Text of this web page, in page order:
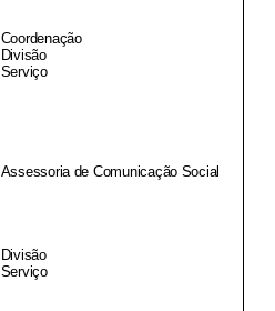
Coordenação
Divisão
Serviço
Assessoria de Comunicação Social
Divisão
Serviço